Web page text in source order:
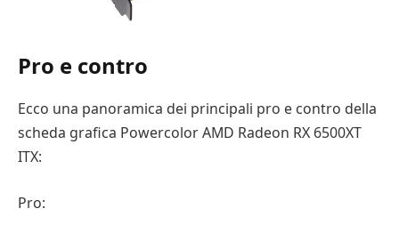
Pro e contro
Ecco una panoramica dei principali pro e contro della
scheda grafica Powercolor AMD Radeon RX 6500XT
ITX:
Pro: